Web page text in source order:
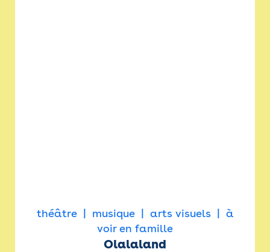
théâtre musique arts visuels
à
voir en famille
Olalaland